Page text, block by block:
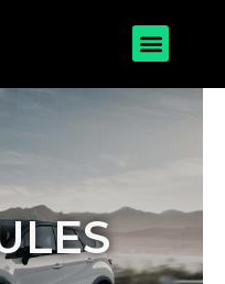
Menu